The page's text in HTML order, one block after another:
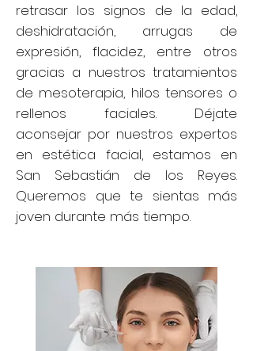
retrasar los signos de la edad,
deshidratación, arrugas de
expresión, flacidez, entre otros
gracias a nuestros tratamientos
de mesoterapia, hilos tensores o
rellenos faciales. Déjate
aconsejar por nuestros expertos
en estética facial, estamos en
San Sebastián de los Reyes.
Queremos que te sientas más
joven durante más tiempo.